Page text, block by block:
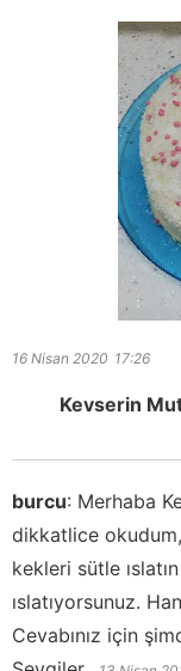
16 Nisan 2020 17:26
Kevserin
burcu: Merhaba
dikkatlice
kekleri sütle
ıslatıyorsunuz.
Cevabınız için